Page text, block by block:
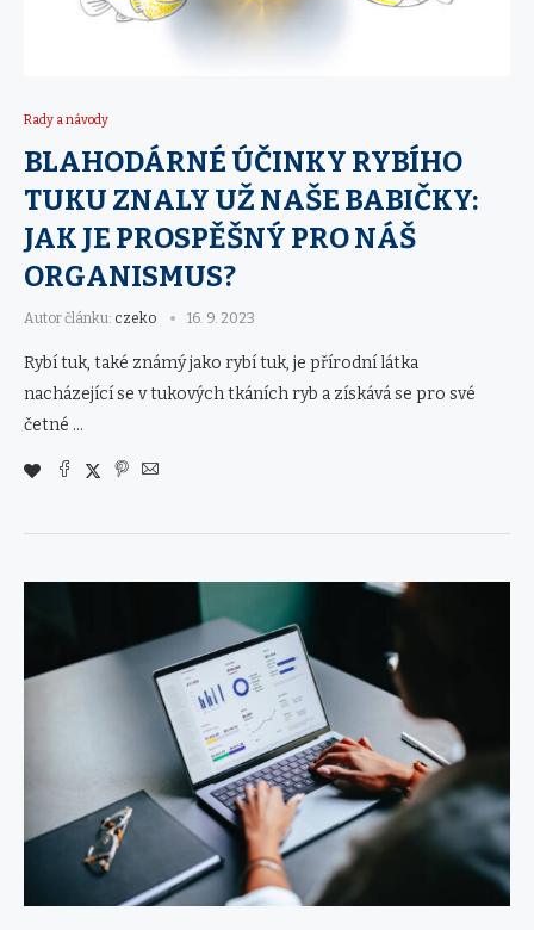
Rady a návody
BLAHODÁRNÉ ÚČINKY RYBÍHO
TUKU ZNALY UŽ NAŠE BABIČKY:
JAK JE PROSPĚŠNÝ PRO NÁŠ
ORGANISMUS?
Autor článku: czeko 16. 9. 2023
Rybí tuk, také známý jako rybí tuk, je přírodní látka
nacházející se v tukových tkáních ryb a získává se pro své
četné …